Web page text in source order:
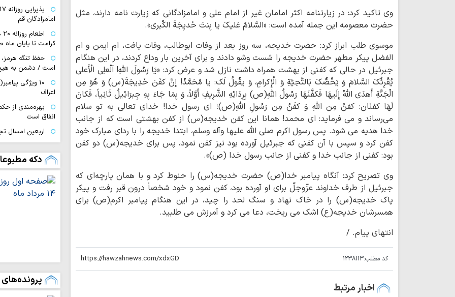
وی تاکید کرد: در زیارتنامه اکثر امامان غیر از امام علی و امامزادگانی که زیارت نامه دارند، مثل
حضرت معصومه این جمله آمده است: «السَّلامُ عَلیکَ یا بِنتَ خَدیِجَةَ الکُبری».
موسوی طلب ابراز کرد: حضرت خدیجه، سه روز بعد از وفات ابوطالب، وفات یافت، ام ایمن و ام
الفضل پیکر مطهر حضرت خدیجه را شست وشو دادند و برای آخرین بار وداع کردند، در این هنگام
جبرئیل در حالی که کفنی از بهشت همراه داشت نازل شد و عرض کرد: «یَا رَسُولَ اللَّهِ! اَلْعلِی الْأَعلی
یُقْرِئُکَ السَّلامَ وَ یَخُصُّکَ بَالتَّحِیَّةِ وَ الْإِکرامِ، وَ یقُولُ لَک: یا مُحَمَّدُ! إنَّ کفَنَ خَدِیجَةَ(س) وَ هُوَ مِن
الْجَنَّةِ أَهدَی اللهُ إِلَیهَا فَکفَّنَهَا رَسُولُ اللهِ(ص) بِرِدَائِهِ الشَّرِیفِ أَوَّلاً، وَ بِمَا جَاءَ بِهِ جِبرَائِیلُ ثَانِیاً، فَکانَ
لَهَا کفنَان: کفنُ مِن اللهِ وَ کفَنُ مِن رَسُولِ اللهِ(ص)؛ ای رسول خدا! خدای تعالی به تو سلام
می‌رساند و می فرماید: ای محمد! همانا این کفن خدیجه(س) از کفن بهشتی است که از جانب
خدا هدیه می شود. پس رسول اکرم صلی الله علیها وآله وسلم، ابتدا خدیجه را با ردای مبارک خود
کفن کرد و سپس با آن کفنی که جبرئیل آورده بود نیز کفن نمود، پس برای خدیجه(س) دو کفن
بود: کفنی از جانب خدا و کفنی از جانب رسول خدا (ص)».
وی تصریح کرد: آنگاه پیامبر خدا(ص) حضرت خدیجه(س) را حنوط کرد و با همان پارچه‌ای که
جبرئیل از طرف خداوند عزّوجلّ برای او آورده بود، کفن نمود و خود شخصاً درون قبر رفت و پیکر
پاک خدیجه(س) را در خاک نهاد و سنگ لحد را چید، در این هنگام پیامبر اکرم(ص) برای
همسرشان خدیجه(ع) اشک می ریخت، دعا می کرد و آمرزش می طلبید.
انتهای پیام. /
کد مطلب:1238113
اخبار مرتبط
امامزادگان قم
کرامت تا پایان ماه
حفظ تنگه هرمز،
است / دشمن به
اعراف
بهره‌مندی از
انفاق است
اربعین امسال
به قائد شهید بود
اردوگاه جدید
قم احداث می‌شود
صیانت از هویت
هم‌افزایی همه
دینی
استمرار مسیر
ایران اسلامی است
دکه
پرونده‌های